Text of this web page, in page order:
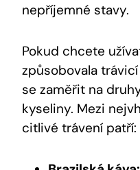
nepříjemné stavy.
Pokud chcete
způsobovala
se zaměřit na
kyseliny. Mezi
citlivé trávení patří: